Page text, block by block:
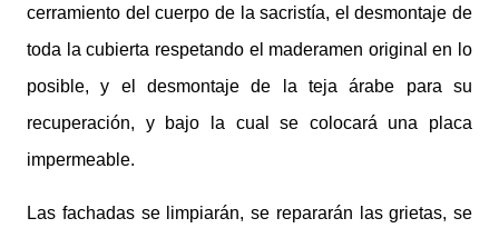
cerramiento del cuerpo de la sacristía, el desmontaje de
toda la cubierta respetando el maderamen original en lo
posible, y el desmontaje de la teja árabe para su
recuperación, y bajo la cual se colocará una placa
impermeable.
Las fachadas se limpiarán, se repararán las grietas, se